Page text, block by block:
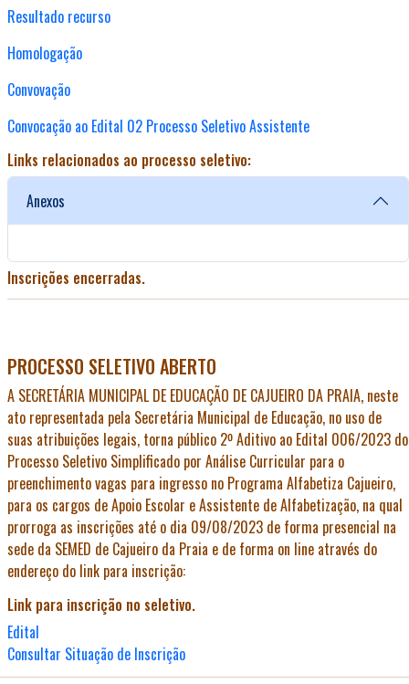
Resultado recurso
Homologação
Convovação
Convocação ao Edital 02 Processo Seletivo Assistente
Links relacionados ao processo seletivo:
Anexos
Inscrições encerradas.
PROCESSO SELETIVO ABERTO
A SECRETÁRIA MUNICIPAL DE EDUCAÇÃO DE CAJUEIRO DA PRAIA, neste
ato representada pela Secretária Municipal de Educação, no uso de
suas atribuições legais, torna público 2º Aditivo ao Edital 006/2023 do
Processo Seletivo Simplificado por Análise Curricular para o
preenchimento vagas para ingresso no Programa Alfabetiza Cajueiro,
para os cargos de Apoio Escolar e Assistente de Alfabetização, na qual
prorroga as inscrições até o dia 09/08/2023 de forma presencial na
sede da SEMED de Cajueiro da Praia e de forma on line através do
endereço do link para inscrição:
Link para inscrição no seletivo.
Edital
Consultar Situação de Inscrição